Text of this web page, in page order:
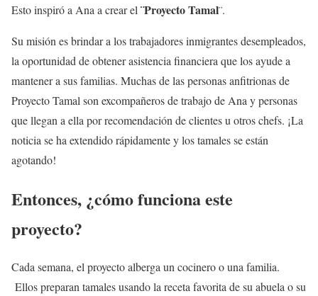
Esto inspiró a Ana a crear el ¨Proyecto Tamal¨.
Su misión es brindar a los trabajadores inmigrantes desempleados,
la oportunidad de obtener asistencia financiera que los ayude a
mantener a sus familias. Muchas de las personas anfitrionas de
Proyecto Tamal son excompañeros de trabajo de Ana y personas
que llegan a ella por recomendación de clientes u otros chefs. ¡La
noticia se ha extendido rápidamente y los tamales se están
agotando!
Entonces, ¿cómo funciona este
proyecto?
Cada semana, el proyecto alberga un cocinero o una familia.
Ellos preparan tamales usando la receta favorita de su abuela o su